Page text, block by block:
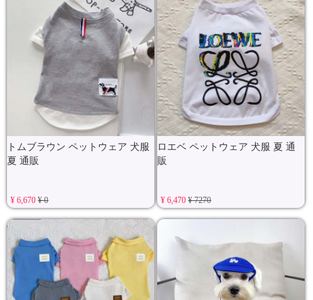
トムブラウン ペットウェア 犬服
夏 通販
¥ 6,670¥ 0
ロエベ ペットウェア 犬服 夏 通
販
¥ 6,470¥ 7270